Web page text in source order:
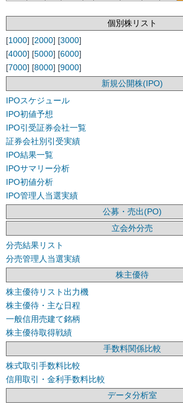
個別株リスト
[1000] [2000] [3000]
[4000] [5000] [6000]
[7000] [8000] [9000]
新規公開株(IPO)
IPOスケジュール
IPO初値予想
IPO引受証券会社一覧
証券会社別引受実績
IPO結果一覧
IPOサマリー分析
IPO初値分析
IPO管理人当選実績
公募・売出(PO)
立会外分売
分売結果リスト
分売管理人当選実績
株主優待
株主優待リスト出力機
株主優待・主な日程
一般信用売建て銘柄
株主優待取得戦績
手数料関係比較
株式取引手数料比較
信用取引・金利手数料比較
データ分析室